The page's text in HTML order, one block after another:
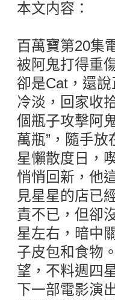
本文内容：
百萬寶第20集
被阿鬼打得重
卻是Cat，還
冷淡，回家收
個瓶子攻擊阿
萬瓶”，隨手
星懶散度日，
悄悄回新，他
見星星的店已
責不已，但卻
星左右，暗中
子皮包和食物
望，不料週四
下一部電影演